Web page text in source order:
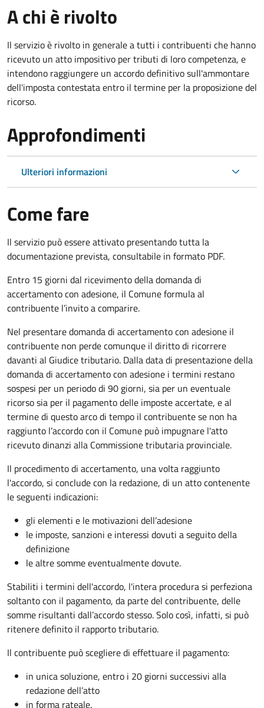
A chi è rivolto
Il servizioè rivolto in generale a tutti i contribuenti che hanno
ricevuto un atto impositivo per tributi di loro competenza, e
intendono raggiungere un accordo definitivo sull'ammontare
dell'imposta contestata entro il termine per la proposizione del
ricorso.
Approfondimenti
Ulteriori informazioni
Come fare
Il servizio può essere attivato presentando tutta la
documentazione prevista, consultabile in formato PDF.
Entro 15 giorni dal ricevimento della domanda di
accertamento con adesione, il Comune formula al
contribuente l’invito a comparire.
Nel presentare domanda di accertamento con adesione il
contribuente non perde comunque il diritto di ricorrere
davanti al Giudice tributario. Dalla data di presentazione della
domanda di accertamento con adesione i termini restano
sospesi per un periodo di 90 giorni, sia per un eventuale
ricorso sia per il pagamento delle imposte accertate, e al
termine di questo arco di tempo il contribuente se non ha
raggiunto l’accordo con il Comune può impugnare l'atto
ricevuto dinanzi alla Commissione tributaria provinciale.
Il procedimento di accertamento, una volta raggiunto
l'accordo, si conclude con la redazione, di un atto contenente
le seguenti indicazioni:
gli elementi e le motivazioni dell’adesione
le imposte, sanzioni e interessi dovuti a seguito della
definizione
le altre somme eventualmente dovute.
Stabiliti i termini dell'accordo, l'intera procedura si perfeziona
soltanto con il pagamento, da parte del contribuente, delle
somme risultanti dall’accordo stesso. Solo così, infatti, si può
ritenere definito il rapporto tributario.
Il contribuente può scegliere di effettuare il pagamento:
in unica soluzione, entro i 20 giorni successivi alla
redazione dell’atto
in forma rateale.